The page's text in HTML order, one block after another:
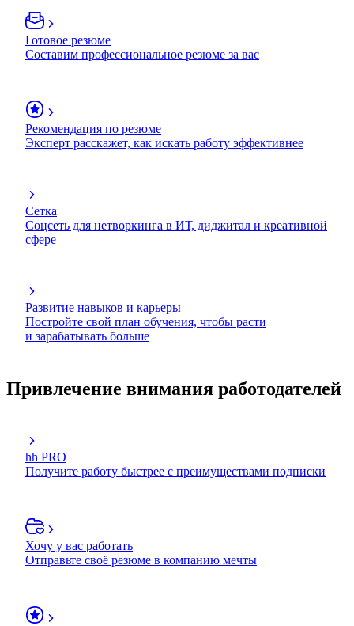
Готовое резюме
Составим профессиональное резюме за вас
Рекомендация по резюме
Эксперт расскажет, как искать работу эффективнее
Сетка
Соцсеть для нетворкинга в ИТ, диджитал и креативной
сфере
Развитие навыков и карьеры
Постройте свой план обучения, чтобы расти
и зарабатывать больше
Привлечение внимания работодателей
hh PRO
Получите работу быстрее с преимуществами подписки
Хочу у вас работать
Отправьте своё резюме в компанию мечты